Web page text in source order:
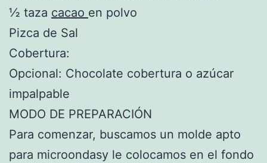
½ taza cacao en polvo
Pizca de Sal
Cobertura:
Opcional: Chocolate cobertura o azúcar
impalpable
MODO DE PREPARACIÓN
Para comenzar, buscamos un molde apto
para microondasy le colocamos en el fondo